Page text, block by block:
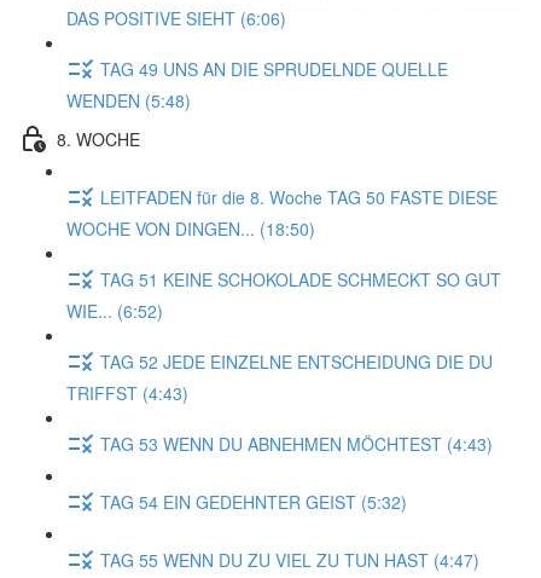
DAS POSITIVE SIEHT (6:06)
TAG 49 UNS AN DIE SPRUDELNDE QUELLE
WENDEN (5:48)
8. WOCHE
LEITFADEN für die 8. Woche TAG 50 FASTE DIESE
WOCHE VON DINGEN... (18:50)
TAG 51 KEINE SCHOKOLADE SCHMECKT SO GUT
WIE... (6:52)
TAG 52 JEDE EINZELNE ENTSCHEIDUNG DIE DU
TRIFFST (4:43)
TAG 53 WENN DU ABNEHMEN MÖCHTEST (4:43)
TAG 54 EIN GEDEHNTER GEIST (5:32)
TAG 55 WENN DU ZU VIEL ZU TUN HAST (4:47)